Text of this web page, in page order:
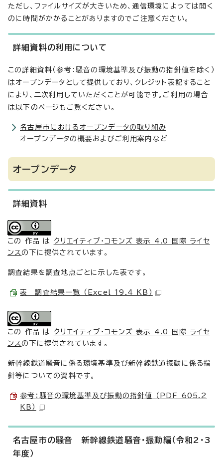
ただし、ファイルサイズが大きいため、通信環境によっては開く
のに時間がかかることがありますのでご注意ください。
詳細資料の利用について
この詳細資料（参考：騒音の環境基準及び振動の指針値を除く）
はオープンデータとして提供しており、クレジット表記すること
により、二次利用していただくことが可能です。ご利用の場合
は以下のページもご覧ください。
名古屋市におけるオープンデータの取り組み
オープンデータの概要およびご利用案内など
オープンデータ
詳細資料
この 作品 は クリエイティブ・コモンズ 表示 4.0 国際 ライセ
ンスの下に提供されています。
調査結果を調査地点ごとに示した表です。
表 調査結果一覧 （Excel 19.4 KB）
この 作品 は クリエイティブ・コモンズ 表示 4.0 国際 ライセ
ンスの下に提供されています。
新幹線鉄道騒音に係る環境基準及び新幹線鉄道振動に係る指
針等についての資料です。
参考：騒音の環境基準及び振動の指針値 （PDF 605.2
KB）
名古屋市の騒音 新幹線鉄道騒音・振動編（令和2・3
年度）